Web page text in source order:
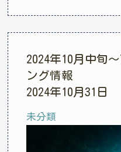
2024年10月中旬
ング情報
2024年10月31日
未分類